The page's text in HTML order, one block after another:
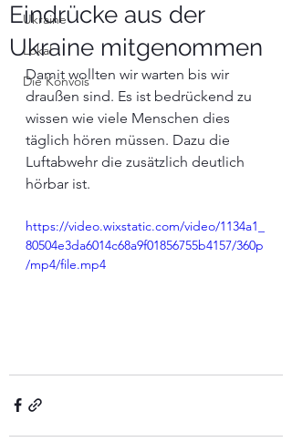
Ukraine
Lokal
Die Konvois
Eindrücke aus der
Ukraine mitgenommen
Damit wollten wir warten bis wir
draußen sind. Es ist bedrückend zu
wissen wie viele Menschen dies
täglich hören müssen. Dazu die
Luftabwehr die zusätzlich deutlich
hörbar ist.
https://video.wixstatic.com/video/1134a1_
80504e3da6014c68a9f01856755b4157/360p
/mp4/file.mp4